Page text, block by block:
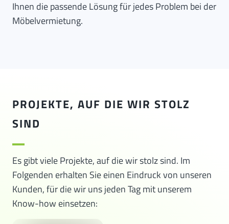
Ihnen die passende Lösung für jedes Problem bei der
Möbelvermietung.
PROJEKTE, AUF DIE WIR STOLZ
SIND
Es gibt viele Projekte, auf die wir stolz sind. Im
Folgenden erhalten Sie einen Eindruck von unseren
Kunden, für die wir uns jeden Tag mit unserem
Know-how einsetzen: